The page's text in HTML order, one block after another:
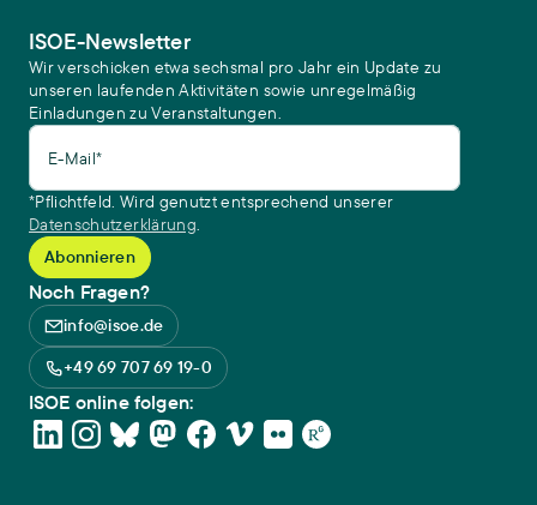
ISOE-Newsletter
Wir verschicken etwa sechsmal pro Jahr ein Update zu
unseren laufenden Aktivitäten sowie unregelmäßig
Einladungen zu Veranstaltungen.
E-Mail*
*Pflichtfeld. Wird genutzt entsprechend unserer
Datenschutzerklärung.
Noch Fragen?
info@isoe.de
+49 69 707 69 19-0
ISOE online folgen: